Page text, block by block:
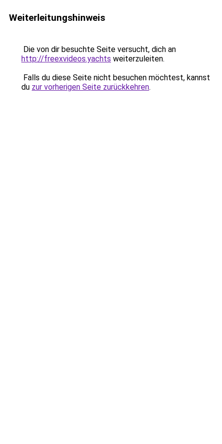
Weiterleitungshinweis
Die von dir besuchte Seite versucht, dich an
http://freexvideos.yachts weiterzuleiten.
Falls du diese Seite nicht besuchen möchtest, kannst
du zur vorherigen Seite zurückkehren.